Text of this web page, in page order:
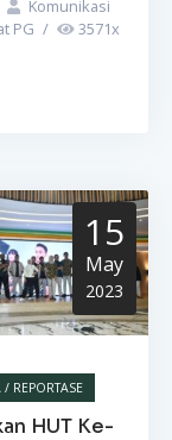
Komunikasi
PG / 3571x
15
May
2023
/ REPORTASE
HUT Ke-